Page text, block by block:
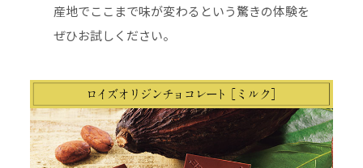
産地でここまで味が変わるという驚きの体験を
ぜひお試しください。